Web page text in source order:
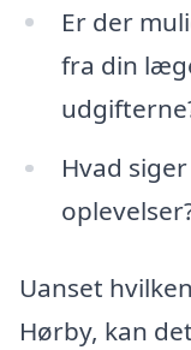
Er der
fra din
Hvad
Uanset
Hørby, kan